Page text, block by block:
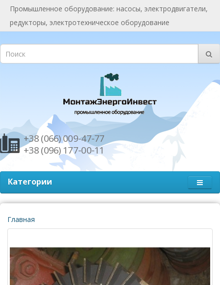
Промышленное оборудование: насосы, электродвигатели,
редукторы, электротехническое оборудование
+38 (066) 009-47-77
+38 (096) 177-00-11
Категории
Главная